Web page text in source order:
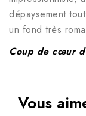
dépaysement
un fond très
Coup de cœur
Vous